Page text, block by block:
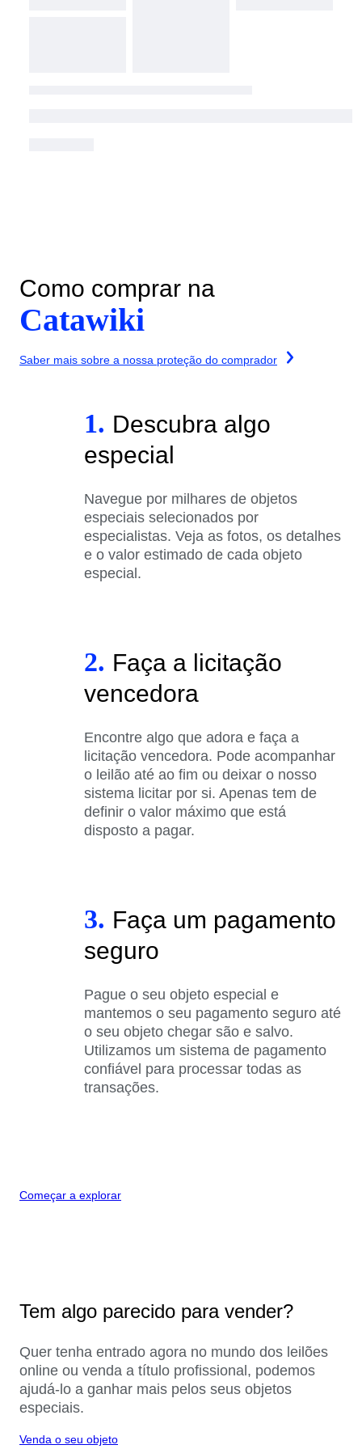
Como comprar na
Catawiki
Saber mais sobre a nossa proteção do comprador
1. Descubra algo
especial
Navegue por milhares de objetos
especiais selecionados por
especialistas. Veja as fotos, os detalhes
e o valor estimado de cada objeto
especial.
2. Faça a licitação
vencedora
Encontre algo que adora e faça a
licitação vencedora. Pode acompanhar
o leilão até ao fim ou deixar o nosso
sistema licitar por si. Apenas tem de
definir o valor máximo que está
disposto a pagar.
3. Faça um pagamento
seguro
Pague o seu objeto especial e
mantemos o seu pagamento seguro até
o seu objeto chegar são e salvo.
Utilizamos um sistema de pagamento
confiável para processar todas as
transações.
Começar a explorar
Tem algo parecido para vender?
Quer tenha entrado agora no mundo dos leilões
online ou venda a título profissional, podemos
ajudá-lo a ganhar mais pelos seus objetos
especiais.
Venda o seu objeto